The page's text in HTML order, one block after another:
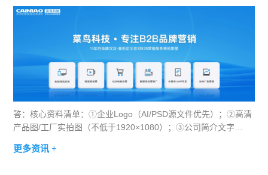
答：核心资料清单：①企业Logo（AI/PSD源文件优先）；②高清
产品图/工厂实拍图（不低于1920×1080）；③公司简介文字
+文字描述）；⑥资质证书扫描件；⑦现有宣传册/画册
更多资讯 +